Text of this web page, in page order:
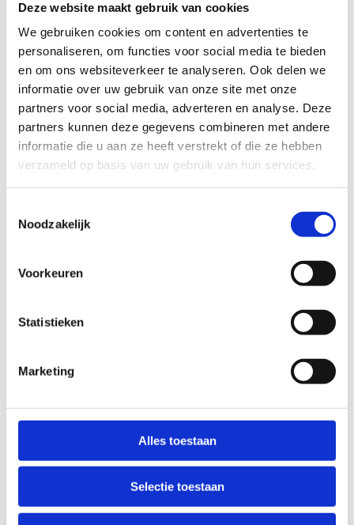
Deze website maakt gebruik van cookies
We gebruiken cookies om content en advertenties te
personaliseren, om functies voor social media te bieden
en om ons websiteverkeer te analyseren. Ook delen we
informatie over uw gebruik van onze site met onze
partners voor social media, adverteren en analyse. Deze
partners kunnen deze gegevens combineren met andere
informatie die u aan ze heeft verstrekt of die ze hebben
verzameld op basis van uw gebruik van hun services.
Noodzakelijk
Voorkeuren
Statistieken
Marketing
Alles toestaan
Selectie toestaan
TECHNISCHE MOEILIJKHEIDSGRAAD
makkelijk moeilijk
BEWEGWIJZERING
slecht
TIP:ontbrekende signalisatie kan je melden via het
Routemeldpunt
Bewolkt
Winters
Beginner